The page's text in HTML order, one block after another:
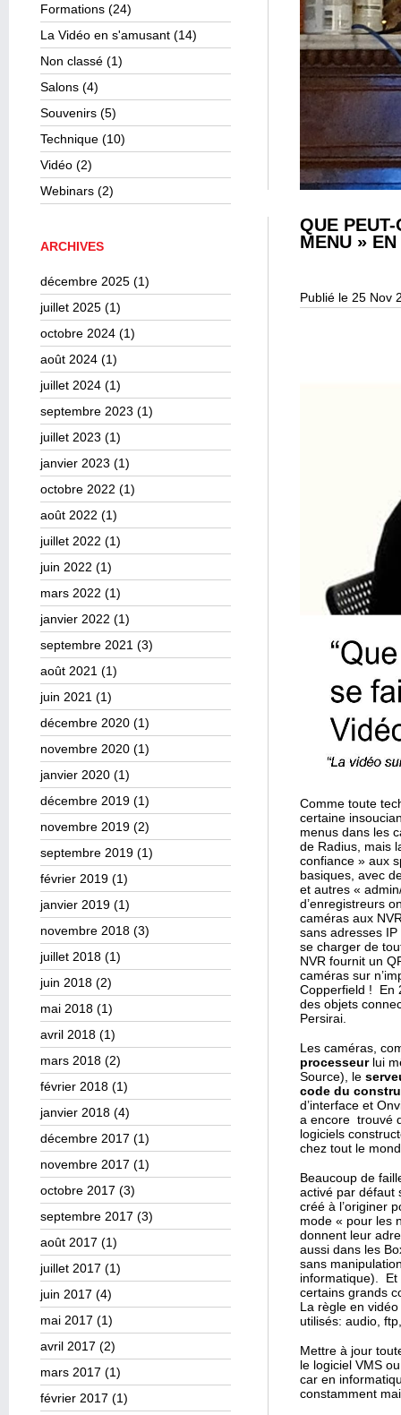
Formations (24)
La Vidéo en s'amusant (14)
Non classé (1)
Salons (4)
Souvenirs (5)
Technique (10)
Vidéo (2)
Webinars (2)
ARCHIVES
décembre 2025 (1)
juillet 2025 (1)
octobre 2024 (1)
août 2024 (1)
juillet 2024 (1)
septembre 2023 (1)
juillet 2023 (1)
janvier 2023 (1)
octobre 2022 (1)
août 2022 (1)
juillet 2022 (1)
juin 2022 (1)
mars 2022 (1)
janvier 2022 (1)
septembre 2021 (3)
août 2021 (1)
juin 2021 (1)
décembre 2020 (1)
novembre 2020 (1)
janvier 2020 (1)
décembre 2019 (1)
novembre 2019 (2)
septembre 2019 (1)
février 2019 (1)
janvier 2019 (1)
novembre 2018 (3)
juillet 2018 (1)
juin 2018 (2)
mai 2018 (1)
avril 2018 (1)
mars 2018 (2)
février 2018 (1)
janvier 2018 (4)
décembre 2017 (1)
novembre 2017 (1)
octobre 2017 (3)
septembre 2017 (3)
août 2017 (1)
juillet 2017 (1)
juin 2017 (4)
mai 2017 (1)
avril 2017 (2)
mars 2017 (1)
février 2017 (1)
QUE
MENU »
Publié le 25 Nov
Comme toute
certaine
menus dans les
de Radius, mais
confiance » aux
basiques, avec
et autres «
d’enregistreurs
caméras aux
sans adresses
se charger de
NVR fournit un
caméras sur
Copperfield ! En
des objets
Persirai.
Les caméras,
processeurlui
Source), le
code du
d’interface et
a encore trouvé
logiciels
chez tout le
Beaucoup de
activé par défaut
créé à l’originer
mode « pour les
donnent leur
aussi dans les
sans
informatique). Et
certains grands
La règle en
utilisés: audio,
Mettre à jour
le logiciel VMS
car en
constamment